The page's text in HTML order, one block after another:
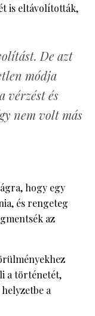
is eltávolították,
De azt
módja
vérzést és
nem volt más
hogy egy
és rengeteg
az
a történetét,
a